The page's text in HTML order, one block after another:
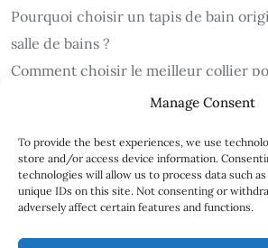
Manage Consent
To provide the best experiences, we use
store and/or access device information.
technologies will allow us to process data such
unique IDs on this site. Not consenting or
adversely affect certain features and functions.
Pourquoi choisir un tapis de bain
salle de bains ?
Comment choisir le meilleur collier
Découvrez les avantages d’une lampe
ambiance apaisante
Tout savoir sur les faux piercings :